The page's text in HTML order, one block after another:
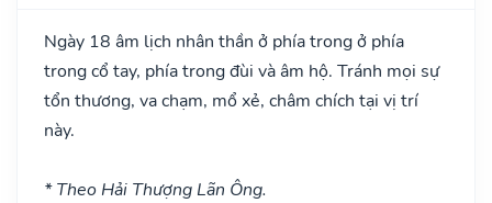
Ngày 18 âm lịch nhân thần ở phía trong ở phía
trong cổ tay, phía trong đùi và âm hộ. Tránh mọi sự
tổn thương, va chạm, mổ xẻ, châm chích tại vị trí
này.
* Theo Hải Thượng Lãn Ông.